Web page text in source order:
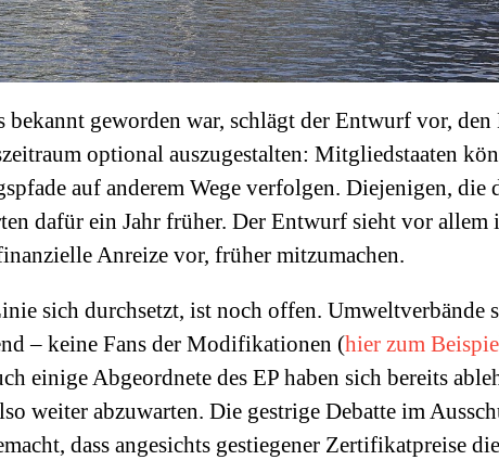
bekannt geworden war, schlägt der Entwurf vor,
optional auszugestalten: Mitgliedstaaten
auf anderem Wege verfolgen. Diejenigen, die
dafür ein Jahr früher. Der Entwurf sieht vor
Anreize vor, früher mitzumachen.
sich durchsetzt, ist noch offen. Umweltverbände
– keine Fans der Modifikationen (hier zum
einige Abgeordnete des EP haben sich bereits
weiter abzuwarten. Die gestrige Debatte im
dass angesichts gestiegener Zertifikatpreise